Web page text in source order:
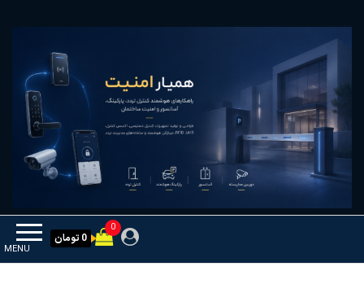
MENU
0
0 تومان